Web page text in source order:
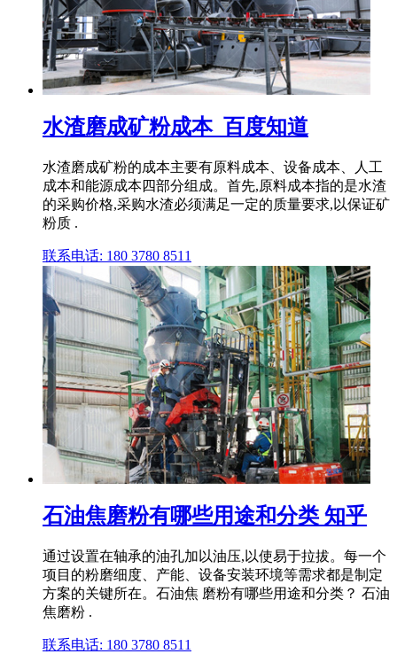
水渣磨成矿粉成本_百度知道
水渣磨成矿粉的成本主要有原料成本、设备成本、人工
成本和能源成本四部分组成。首先,原料成本指的是水渣
的采购价格,采购水渣必须满足一定的质量要求,以保证矿
粉质 .
联系电话: 180 3780 8511
石油焦磨粉有哪些用途和分类 知乎
通过设置在轴承的油孔加以油压,以使易于拉拔。每一个
项目的粉磨细度、产能、设备安装环境等需求都是制定
方案的关键所在。石油焦 磨粉有哪些用途和分类？ 石油
焦磨粉 .
联系电话: 180 3780 8511